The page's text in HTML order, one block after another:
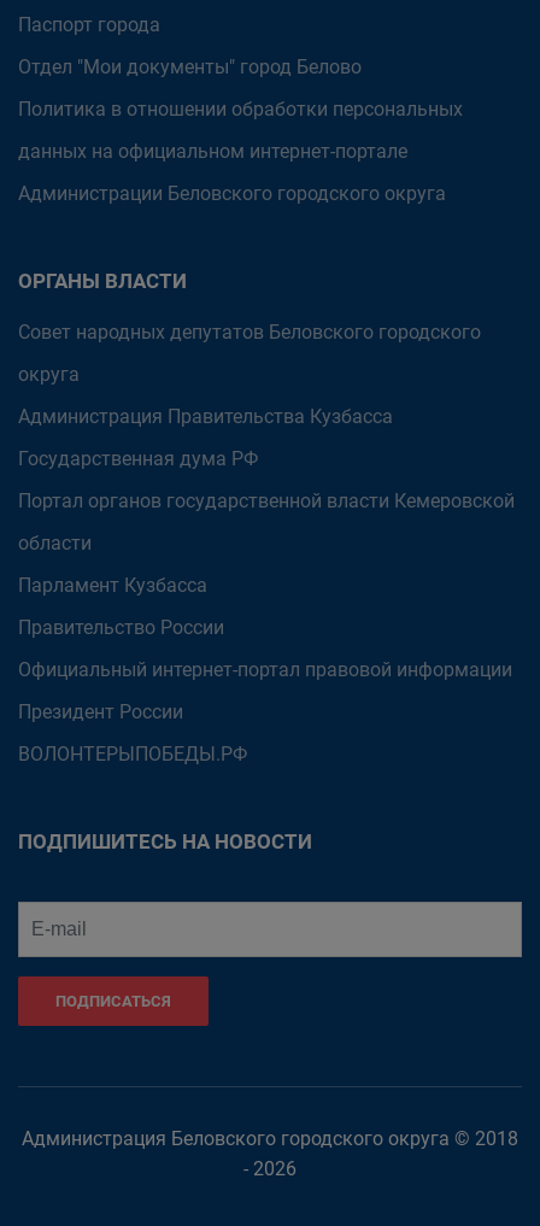
Паспорт города
Отдел "Мои документы" город Белово
Политика в отношении обработки персональных
данных на официальном интернет-портале
Администрации Беловского городского округа
ОРГАНЫ ВЛАСТИ
Совет народных депутатов Беловского городского
округа
Администрация Правительства Кузбасса
Государственная дума РФ
Портал органов государственной власти Кемеровской
области
Парламент Кузбасса
Правительство России
Официальный интернет-портал правовой информации
Президент России
ВОЛОНТЕРЫПОБЕДЫ.РФ
ПОДПИШИТЕСЬ НА НОВОСТИ
ПОДПИСАТЬСЯ
Администрация Беловского городского округа © 2018
- 2026